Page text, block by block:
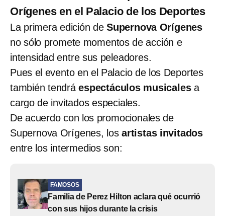
Orígenes en el Palacio de los Deportes
La primera edición de Supernova Orígenes
no sólo promete momentos de acción e
intensidad entre sus peleadores.
Pues el evento en el Palacio de los Deportes
también tendráespectáculos musicalesa
cargo de invitados especiales.
De acuerdo con los promocionales de
Supernova Orígenes, losartistas invitados
entre los intermedios son:
FAMOSOS
Familia de Perez Hilton aclara qué ocurrió
con sus hijos durante la crisis